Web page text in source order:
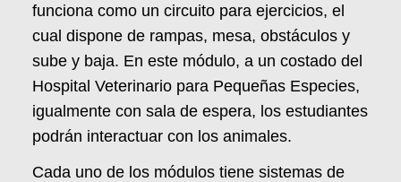
funciona como un circuito para ejercicios, el
cual dispone de rampas, mesa, obstáculos y
sube y baja. En este módulo, a un costado del
Hospital Veterinario para Pequeñas Especies,
igualmente con sala de espera, los estudiantes
podrán interactuar con los animales.
Cada uno de los módulos tiene sistemas de